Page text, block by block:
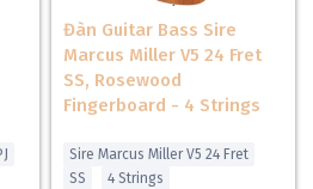
Đàn Guitar Bass Sire
Marcus Miller V5 24 Fret
SS, Rosewood
Fingerboard - 4 Strings
Sire Marcus Miller V5 24 Fret
SS
4 Strings